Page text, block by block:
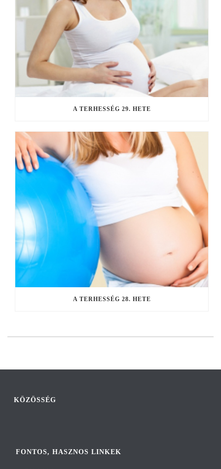
A TERHESSÉG 29. HETE
A TERHESSÉG 28. HETE
KÖZÖSSÉG
FONTOS, HASZNOS LINKEK